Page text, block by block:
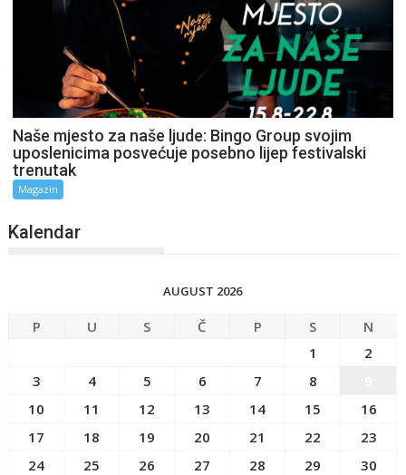
Naše mjesto za naše ljude: Bingo Group svojim
uposlenicima posvećuje posebno lijep festivalski
trenutak
Magazin
Kalendar
AUGUST 2026
P U S Č P S
N
1
2
3
4 5 6 7 8
10
11 12 13 14 15
16
17
18 19 20 21 22
23
24
25 26 27 28 29
30